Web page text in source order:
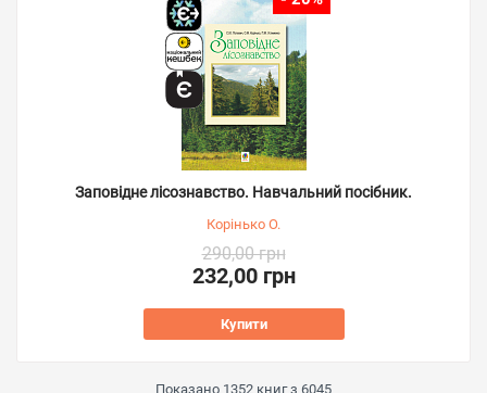
Заповідне лісознавство. Навчальний посібник.
Корінько О.
290,00 грн
232,00 грн
Купити
Показано 1352 книг з 6045